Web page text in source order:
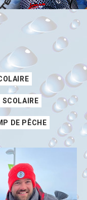
DE PÊCHE